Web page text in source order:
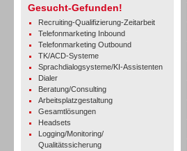
Gesucht-Gefunden!
Recruiting-Qualifizierung-Zeitarbeit
Telefonmarketing Inbound
Telefonmarketing Outbound
TK/ACD-Systeme
Sprachdialogsysteme/KI-Assistenten
Dialer
Beratung/Consulting
Arbeitsplatzgestaltung
Gesamtlösungen
Headsets
Logging/Monitoring/
Qualitätssicherung